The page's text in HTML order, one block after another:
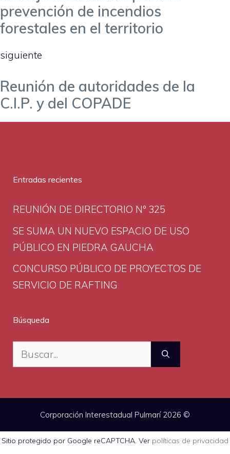
prevención de incendios
forestales en el territorio
siguiente
Reunión de autoridades de la
C.I.P. y del COPADE
Entradas recientes
REUNIÓN DE DIRECTORIO Nº 325
SE SUMA UN NUEVO ESPACIO DE USO
PÚBLICO EN PIEDRA GAUCHA
CONCURSO PÚBLICO DE PROYECTOS DE
SERVICIO DE RAFTING
Búsqueda
Buscar:
Corporación Interestadual Pulmarí 2026 ©
Sitio protegido por Google reCAPTCHA. Ver políticas de privacidad